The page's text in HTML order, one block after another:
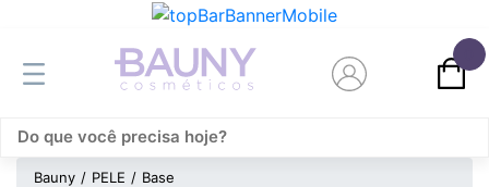
Bauny PELE Base